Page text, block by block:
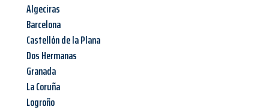
Algeciras
Barcelona
Castellón de la Plana
Dos Hermanas
Granada
La Coruña
Logroño